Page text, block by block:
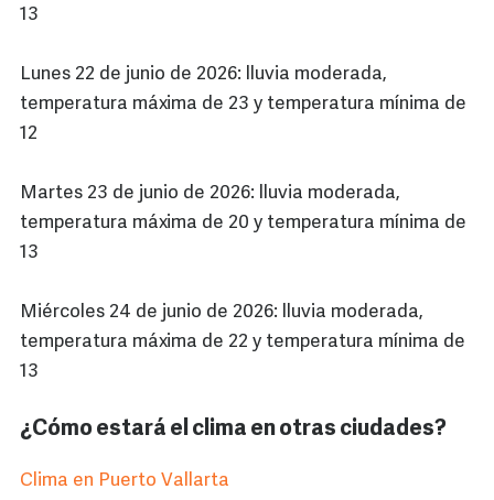
13
Lunes 22 de junio de 2026: lluvia moderada,
temperatura máxima de 23 y temperatura mínima de
12
Martes 23 de junio de 2026: lluvia moderada,
temperatura máxima de 20 y temperatura mínima de
13
Miércoles 24 de junio de 2026: lluvia moderada,
temperatura máxima de 22 y temperatura mínima de
13
¿Cómo estará el clima en otras ciudades?
Clima en Puerto Vallarta